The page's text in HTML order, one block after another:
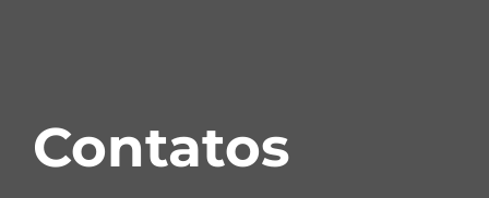
Contatos